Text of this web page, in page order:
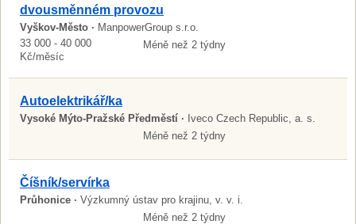
dvousměnném provozu
Vyškov-Město · ManpowerGroup s.r.o.
33 000 - 40 000
Kč/měsíc
Méně než 2 týdny
Autoelektrikář/ka
Vysoké Mýto-Pražské Předměstí · Iveco Czech Republic, a. s.
Méně než 2 týdny
Číšník/servírka
Průhonice · Výzkumný ústav pro krajinu, v. v. i.
Méně než 2 týdny